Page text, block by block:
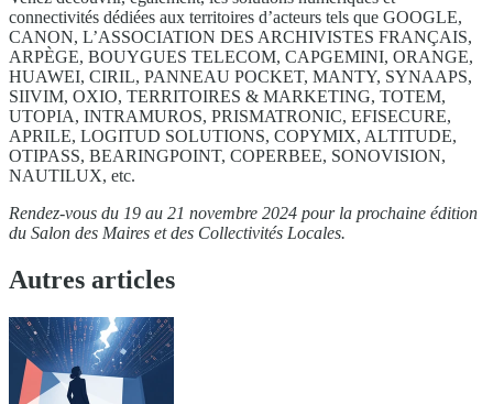
connectivités dédiées aux territoires d’acteurs tels que GOOGLE,
CANON, L’ASSOCIATION DES ARCHIVISTES FRANÇAIS,
ARPÈGE, BOUYGUES TELECOM, CAPGEMINI, ORANGE,
HUAWEI, CIRIL, PANNEAU POCKET, MANTY, SYNAAPS,
SIIVIM, OXIO, TERRITOIRES & MARKETING, TOTEM,
UTOPIA, INTRAMUROS, PRISMATRONIC, EFISECURE,
APRILE, LOGITUD SOLUTIONS, COPYMIX, ALTITUDE,
OTIPASS, BEARINGPOINT, COPERBEE, SONOVISION,
NAUTILUX, etc.
Rendez-vous du 19 au 21 novembre 2024 pour la prochaine édition
du Salon des Maires et des Collectivités Locales.
Autres articles